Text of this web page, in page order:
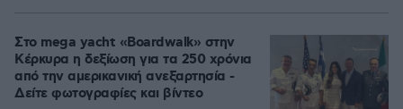
Στο mega yacht «Boardwalk» στην
Κέρκυρα η δεξίωση για τα 250 χρόνια
από την αμερικανική ανεξαρτησία -
Δείτε φωτογραφίες και βίντεο